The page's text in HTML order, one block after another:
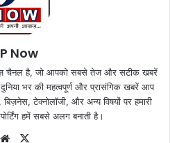
Now
चैनल है, जो आपको सबसे तेज और सटीक खबरें
भर की महत्वपूर्ण और प्रासंगिक खबरें आप
टेक्नोलॉजी, और अन्य विषयों पर हमारी
हमें सबसे अलग बनाती है।
Website